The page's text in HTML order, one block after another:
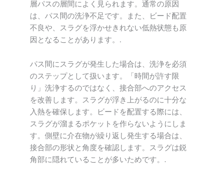
層パスの層間によく見られます。通常の原因
は、パス間の洗浄不足です。また、ビード配置
不良や、スラグを浮かせきれない低熱状態も原
因となることがあります。.
パス間にスラグが発生した場合は、洗浄を必須
のステップとして扱います。「時間が許す限
り」洗浄するのではなく、接合部へのアクセス
を改善します。スラグが浮き上がるのに十分な
入熱を確保します。ビードを配置する際には、
スラグが溜まるポケットを作らないようにしま
す。側壁に介在物が繰り返し発生する場合は、
接合部の形状と角度を確認します。スラグは鋭
角部に隠れていることが多いためです。.